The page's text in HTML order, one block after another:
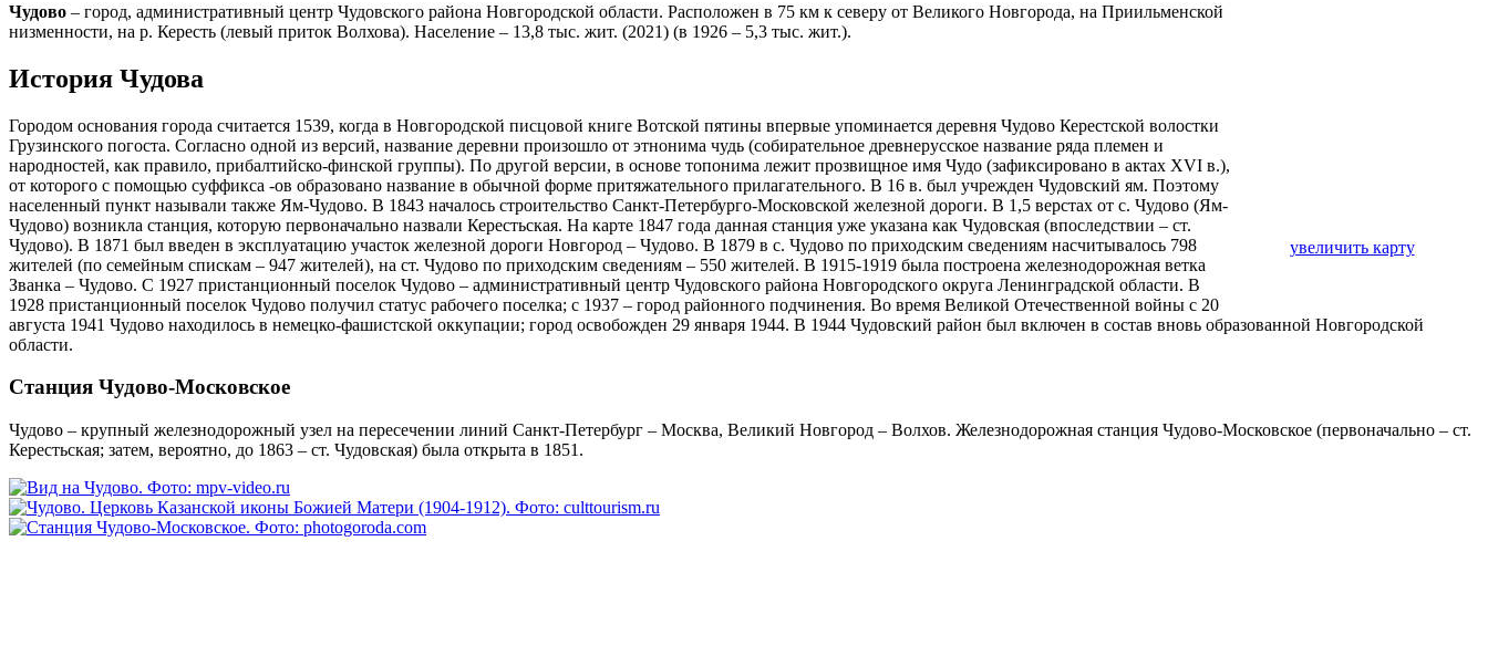
увеличить карту
Чудово – город, административный центр Чудовского района Новгородской области. Расположен в 75 км к северу от Великого Новгорода, на Приильменской
низменности, на р. Кересть (левый приток Волхова). Население – 13,8 тыс. жит. (2021) (в 1926 – 5,3 тыс. жит.).
История Чудова
Городом основания города считается 1539, когда в Новгородской писцовой книге Вотской пятины впервые упоминается деревня Чудово Керестской волостки
Грузинского погоста. Согласно одной из версий, название деревни произошло от этнонима чудь (собирательное древнерусское название ряда племен и
народностей, как правило, прибалтийско-финской группы). По другой версии, в основе топонима лежит прозвищное имя Чудо (зафиксировано в актах XVI в.),
от которого с помощью суффикса -ов образовано название в обычной форме притяжательного прилагательного. В 16 в. был учрежден Чудовский ям. Поэтому
населенный пункт называли также Ям-Чудово. В 1843 началось строительство Санкт-Петербурго-Московской железной дороги. В 1,5 верстах от с. Чудово (Ям-
Чудово) возникла станция, которую первоначально назвали Керестьская. На карте 1847 года данная станция уже указана как Чудовская (впоследствии – ст.
Чудово). В 1871 был введен в эксплуатацию участок железной дороги Новгород – Чудово. В 1879 в с. Чудово по приходским сведениям насчитывалось 798
жителей (по семейным спискам – 947 жителей), на ст. Чудово по приходским сведениям – 550 жителей. В 1915-1919 была построена железнодорожная ветка
Званка – Чудово. С 1927 пристанционный поселок Чудово – административный центр Чудовского района Новгородского округа Ленинградской области. В
1928 пристанционный поселок Чудово получил статус рабочего поселка; с 1937 – город районного подчинения. Во время Великой Отечественной войны с 20
августа 1941 Чудово находилось в немецко-фашистской оккупации; город освобожден 29 января 1944. В 1944 Чудовский район был включен в состав вновь образованной Новгородской
области.
Станция Чудово-Московское
Чудово – крупный железнодорожный узел на пересечении линий Санкт-Петербург – Москва, Великий Новгород – Волхов. Железнодорожная станция Чудово-Московское (первоначально – ст.
Керестьская; затем, вероятно, до 1863 – ст. Чудовская) была открыта в 1851.